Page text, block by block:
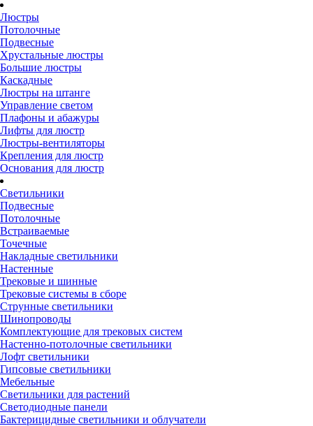
Люстры
Потолочные
Подвесные
Хрустальные люстры
Большие люстры
Каскадные
Люстры на штанге
Управление светом
Плафоны и абажуры
Лифты для люстр
Люстры-вентиляторы
Крепления для люстр
Основания для люстр
Светильники
Подвесные
Потолочные
Встраиваемые
Точечные
Накладные светильники
Настенные
Трековые и шинные
Трековые системы в сборе
Струнные светильники
Шинопроводы
Комплектующие для трековых систем
Настенно-потолочные светильники
Лофт светильники
Гипсовые светильники
Мебельные
Светильники для растений
Светодиодные панели
Бактерицидные светильники и облучатели